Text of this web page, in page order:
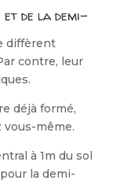
et de la demi-
diffè­rent
contre, leur
déjà formé,
même.
à 1m du sol
la demi-